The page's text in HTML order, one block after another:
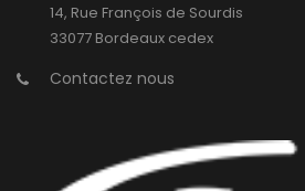
14, Rue François de Sourdis
33077 Bordeaux cedex
Contactez nous